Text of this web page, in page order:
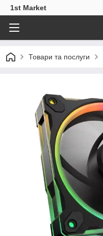
1st Market
Товари та послуги